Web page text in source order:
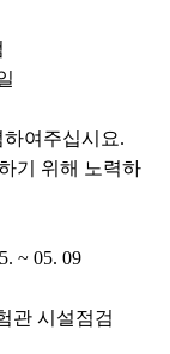
여주십시요.​
기 위해 노력하
~ 05. 09
관 시설점검